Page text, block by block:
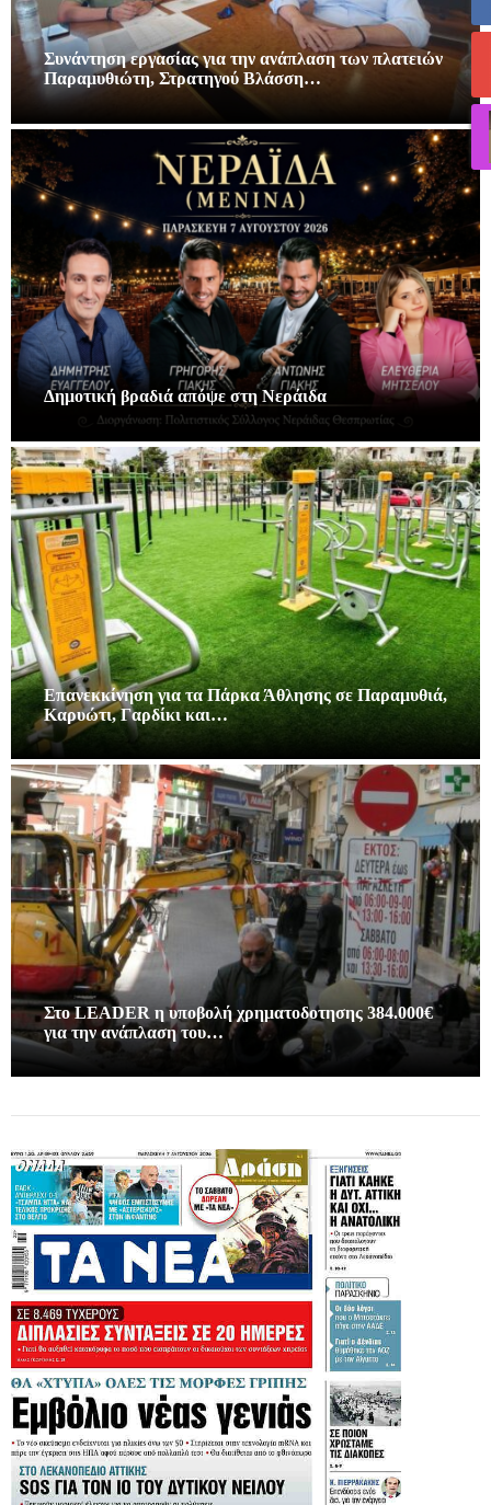
Συνάντηση εργασίας για την ανάπλαση των πλατειών
Παραμυθιώτη, Στρατηγού Βλάσση…
Δημοτική βραδιά απόψε στη Νεράιδα
Επανεκκίνηση για τα Πάρκα Άθλησης σε Παραμυθιά,
Καρυώτι, Γαρδίκι και…
Στο LEADER η υποβολή χρηματοδοτησης 384.000€
για την ανάπλαση του…